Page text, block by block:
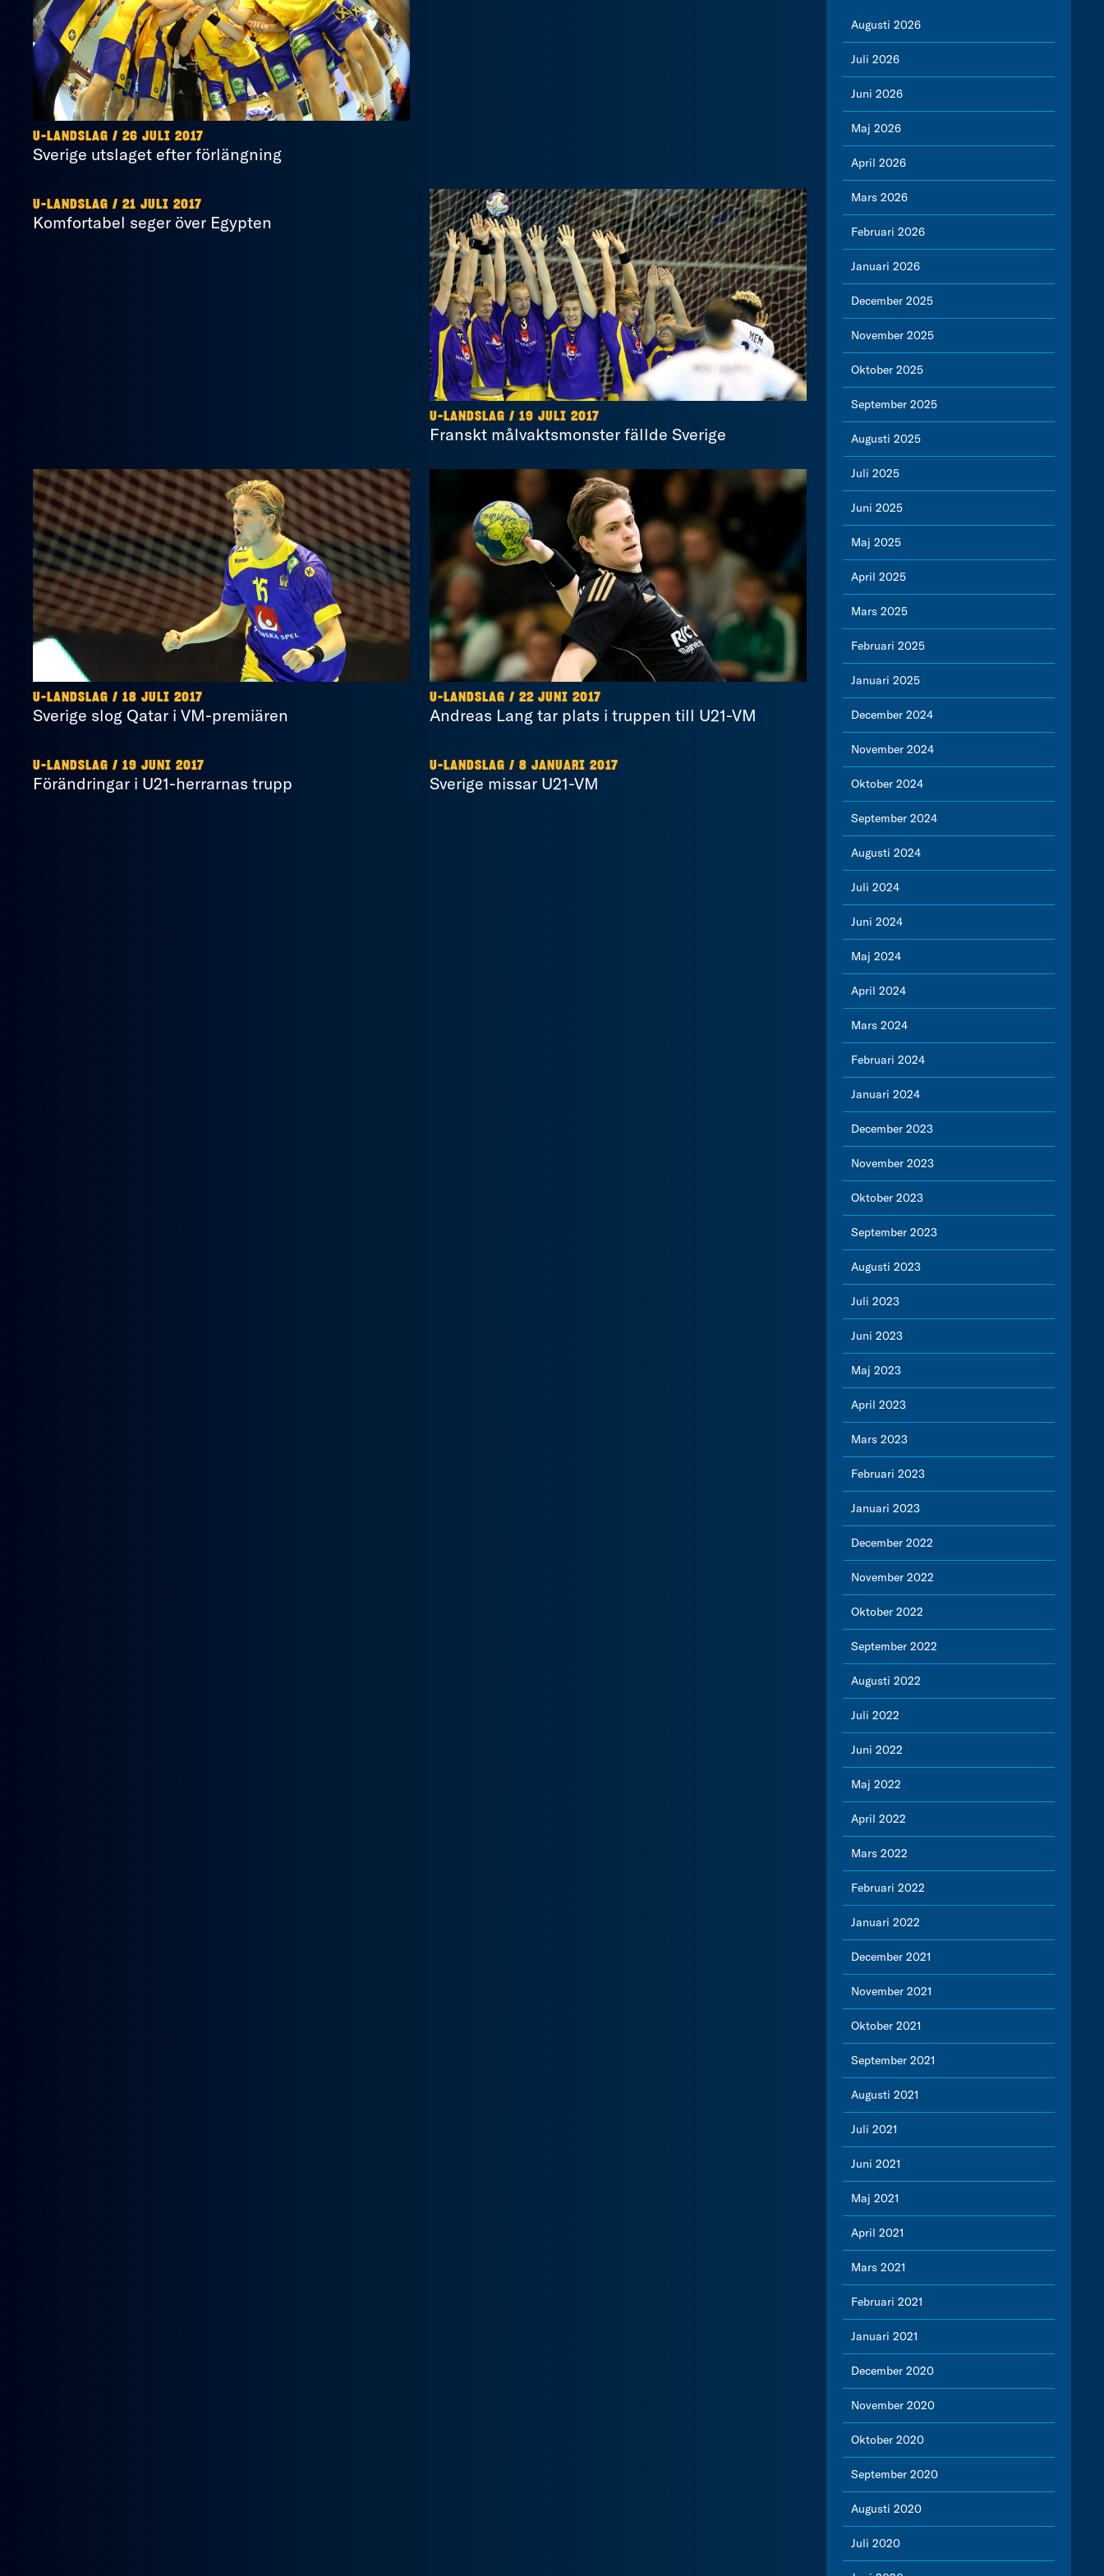
U-LANDSLAG / 26 JULI 2017
Sverige utslaget efter förlängning
U-LANDSLAG / 21 JULI 2017
Komfortabel seger över Egypten
U-LANDSLAG / 19 JULI 2017
Franskt målvaktsmonster fällde Sverige
U-LANDSLAG / 18 JULI 2017
Sverige slog Qatar i VM-premiären
U-LANDSLAG / 22 JUNI 2017
Andreas Lang tar plats i truppen till U21-VM
U-LANDSLAG / 19 JUNI 2017
Förändringar i U21-herrarnas trupp
U-LANDSLAG / 8 JANUARI 2017
Sverige missar U21-VM
Augusti 2026
Juli 2026
Juni 2026
Maj 2026
April 2026
Mars 2026
Februari 2026
Januari 2026
December 2025
November 2025
Oktober 2025
September 2025
Augusti 2025
Juli 2025
Juni 2025
Maj 2025
April 2025
Mars 2025
Februari 2025
Januari 2025
December 2024
November 2024
Oktober 2024
September 2024
Augusti 2024
Juli 2024
Juni 2024
Maj 2024
April 2024
Mars 2024
Februari 2024
Januari 2024
December 2023
November 2023
Oktober 2023
September 2023
Augusti 2023
Juli 2023
Juni 2023
Maj 2023
April 2023
Mars 2023
Februari 2023
Januari 2023
December 2022
November 2022
Oktober 2022
September 2022
Augusti 2022
Juli 2022
Juni 2022
Maj 2022
April 2022
Mars 2022
Februari 2022
Januari 2022
December 2021
November 2021
Oktober 2021
September 2021
Augusti 2021
Juli 2021
Juni 2021
Maj 2021
April 2021
Mars 2021
Februari 2021
Januari 2021
December 2020
November 2020
Oktober 2020
September 2020
Augusti 2020
Juli 2020